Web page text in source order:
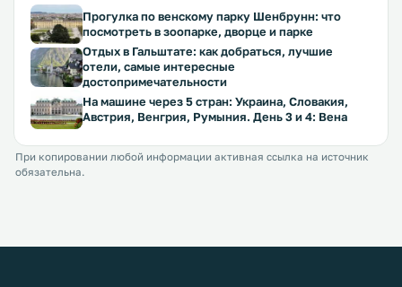
Прогулка по венскому парку Шенбрунн: что
посмотреть в зоопарке, дворце и парке
Отдых в Гальштате: как добраться, лучшие
отели, самые интересные
достопримечательности
На машине через 5 стран: Украина, Словакия,
Австрия, Венгрия, Румыния. День 3 и 4: Вена
При копировании любой информации активная ссылка на источник
обязательна.